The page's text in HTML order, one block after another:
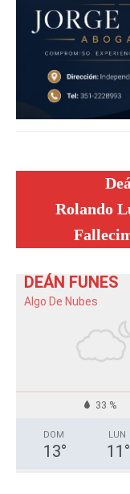
Rolando
DEÁN FUNES
Algo De Nubes
33 %
DOM
13°
LUN
11 °